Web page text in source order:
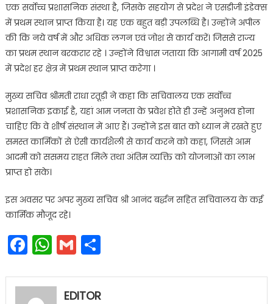
एक सर्वोच्च प्रशासनिक संस्था है, जिसके सहयोग से प्रदेश ने एसडीजी इंडेक्स
में प्रथम स्थान प्राप्त किया है। यह एक बहुत बड़ी उपलब्धि है। उन्होंने अपील
की कि नये वर्ष में और अधिक लगन एवं जोश से कार्य करें। जिससे राज्य
का प्रथम स्थान बरकरार रहे । उन्होंने विश्वास जताया कि आगामी वर्ष 2025
में प्रदेश हर क्षेत्र में प्रथम स्थान प्राप्त करेगा ।
मुख्य सचिव श्रीमती राधा रतूड़ी ने कहा कि सचिवालय एक सर्वोच्च
प्रशासनिक इकाई है, यहां आम जनता के प्रवेश होते ही उन्हें अनुभव होना
चाहिए कि वे शीर्ष संस्थान में आए हैं। उन्होंने इस बात को ध्यान में रखते हुए
समस्त कार्मिकों से ऐसी कार्यशैली से कार्य करने को कहा, जिससे आम
आदमी को ससमय राहत मिले तथा अंतिम व्यक्ति को योजनाओं का लाभ
प्राप्त हो सके।
इस अवसर पर अपर मुख्य सचिव श्री आनंद बर्द्धन सहित सचिवालय के कई
कार्मिक मौजूद रहे।
Facebook
WhatsApp
GmailShare
EDITOR